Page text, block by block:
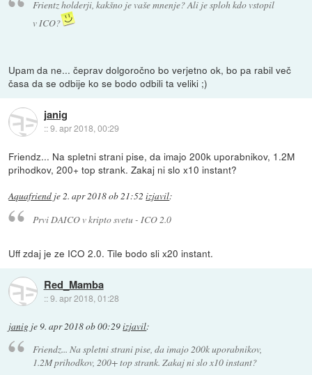
Frientz holderji, kakšno je vaše mnenje? Ali je sploh kdo vstopil
v ICO?
Upam da ne... čeprav dolgoročno bo verjetno ok, bo pa rabil več
časa da se odbije ko se bodo odbili ta veliki ;)
janig
::9. apr 2018, 00:29
Friendz... Na spletni strani pise, da imajo 200k uporabnikov, 1.2M
prihodkov, 200+ top strank. Zakaj ni slo x10 instant?
Aquafriend je2. apr 2018 ob 21:52 izjavil:
Prvi DAICO v kripto svetu - ICO 2.0
Uff zdaj je ze ICO 2.0. Tile bodo sli x20 instant.
Red_Mamba
::9. apr 2018, 01:28
janig je9. apr 2018 ob 00:29izjavil:
Friendz... Na spletni strani pise, da imajo 200k uporabnikov,
1.2M prihodkov, 200+ top strank. Zakaj ni slo x10 instant?